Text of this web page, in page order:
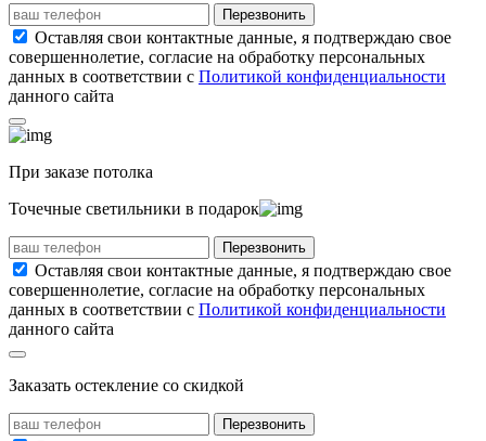
Перезвонить
Оставляя свои контактные данные, я подтверждаю свое
совершеннолетие, согласие на обработку персональных
данных в соответствии с Политикой конфиденциальности
данного сайта
При заказе потолка
Точечные светильники в подарок
Перезвонить
Оставляя свои контактные данные, я подтверждаю свое
совершеннолетие, согласие на обработку персональных
данных в соответствии с Политикой конфиденциальности
данного сайта
Заказать остекление со скидкой
Перезвонить